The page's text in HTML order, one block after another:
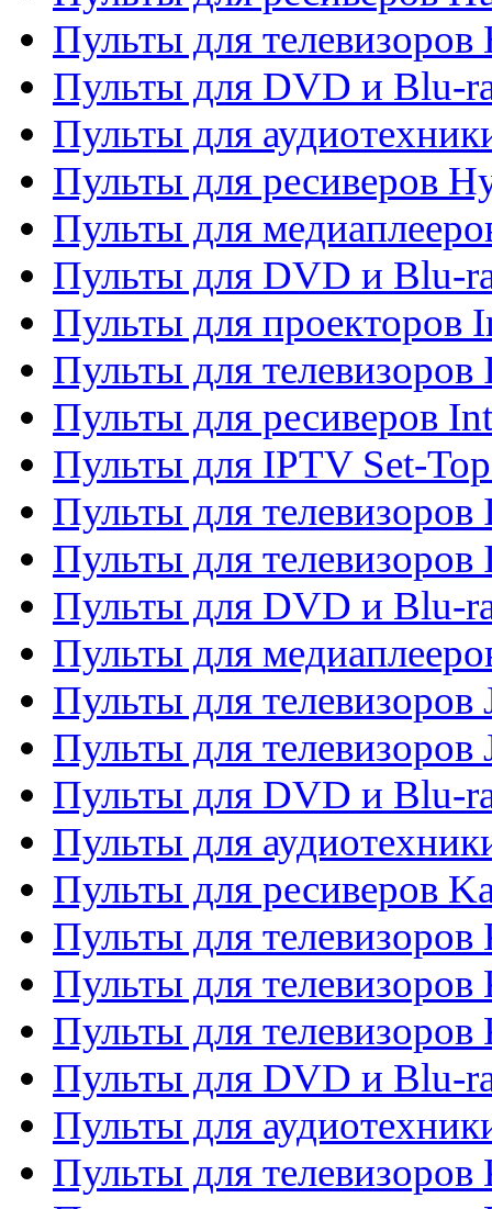
Пульты для
Пульты для DVD и Blu-
Пульты для
Пульты для ресиверов
Пульты для
Пульты для DVD и Blu-
Пульты для проекторов
Пульты для
Пульты для ресиверов
Пульты для IPTV Set-
Пульты для телевизоров
Пульты для телевизоров
Пульты для DVD и Blu-
Пульты для
Пульты для телевизоров
Пульты для телевизоров
Пульты для DVD и Blu-
Пульты для
Пульты для ресиверов
Пульты для телевизоров
Пульты для телевизоров
Пульты для телевизоров
Пульты для DVD и Blu-
Пульты для
Пульты для